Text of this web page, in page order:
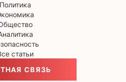
Политика
статьи
СВЯЗЬ